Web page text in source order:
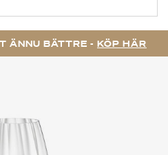
ÄNNU BÄTTRE - KÖP HÄR